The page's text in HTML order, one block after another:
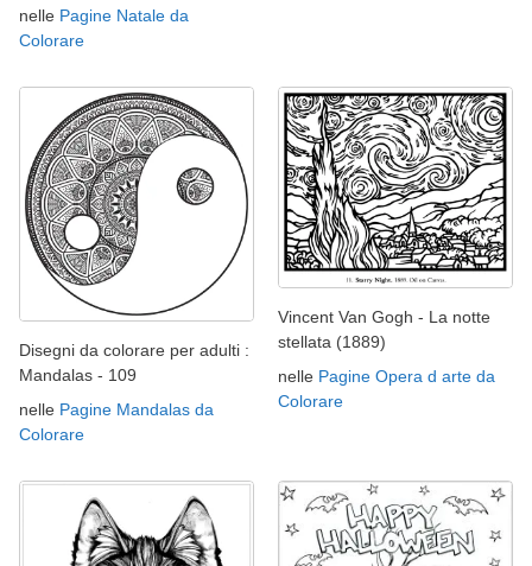
nelle Pagine Natale da
Colorare
Disegni da colorare per adulti :
Mandalas - 109
nelle Pagine Mandalas da
Colorare
Vincent Van Gogh - La notte
stellata (1889)
nelle Pagine Opera d arte da
Colorare